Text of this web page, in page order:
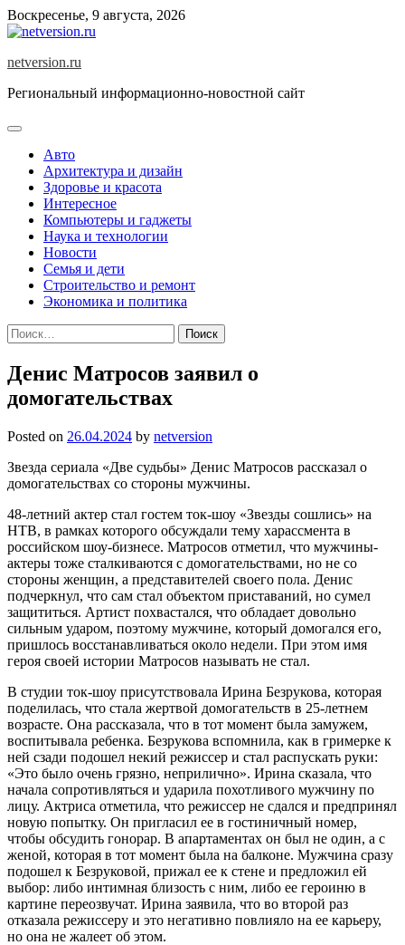
Skip
to
Воскресенье, 9 августа, 2026
netversion.ru
Региональный информационно-новостной сайт
Авто
Архитектура и дизайн
Здоровье и красота
Интересное
Компьютеры и гаджеты
Наука и технологии
Новости
Семья и дети
Строительство и ремонт
Экономика и политика
Найти:
Денис Матросов заявил о
домогательствах
Posted on 26.04.2024 by netversion
Звезда сериала «Две судьбы» Денис Матросов рассказал о
домогательствах со стороны мужчины.
48-летний актер стал гостем ток-шоу «Звезды сошлись» на
НТВ, в рамках которого обсуждали тему харассмента в
российском шоу-бизнесе. Матросов отметил, что мужчины-
актеры тоже сталкиваются с домогательствами, но не со
стороны женщин, а представителей своего пола. Денис
подчеркнул, что сам стал объектом приставаний, но сумел
защититься. Артист похвастался, что обладает довольно
сильным ударом, поэтому мужчине, который домогался его,
пришлось восстанавливаться около недели. При этом имя
героя своей истории Матросов называть не стал.
В студии ток-шоу присутствовала Ирина Безрукова, которая
поделилась, что стала жертвой домогательств в 25-летнем
возрасте. Она рассказала, что в тот момент была замужем,
воспитывала ребенка. Безрукова вспомнила, как в гримерке к
ней сзади подошел некий режиссер и стал распускать руки:
«Это было очень грязно, неприлично». Ирина сказала, что
начала сопротивляться и ударила похотливого мужчину по
лицу. Актриса отметила, что режиссер не сдался и предпринял
новую попытку. Он пригласил ее в гостиничный номер,
чтобы обсудить гонорар. В апартаментах он был не один, а с
женой, которая в тот момент была на балконе. Мужчина сразу
подошел к Безруковой, прижал ее к стене и предложил ей
выбор: либо интимная близость с ним, либо ее героиню в
картине переозвучат. Ирина заявила, что во второй раз
отказала режиссеру и это негативно повлияло на ее карьеру,
но она не жалеет об этом.